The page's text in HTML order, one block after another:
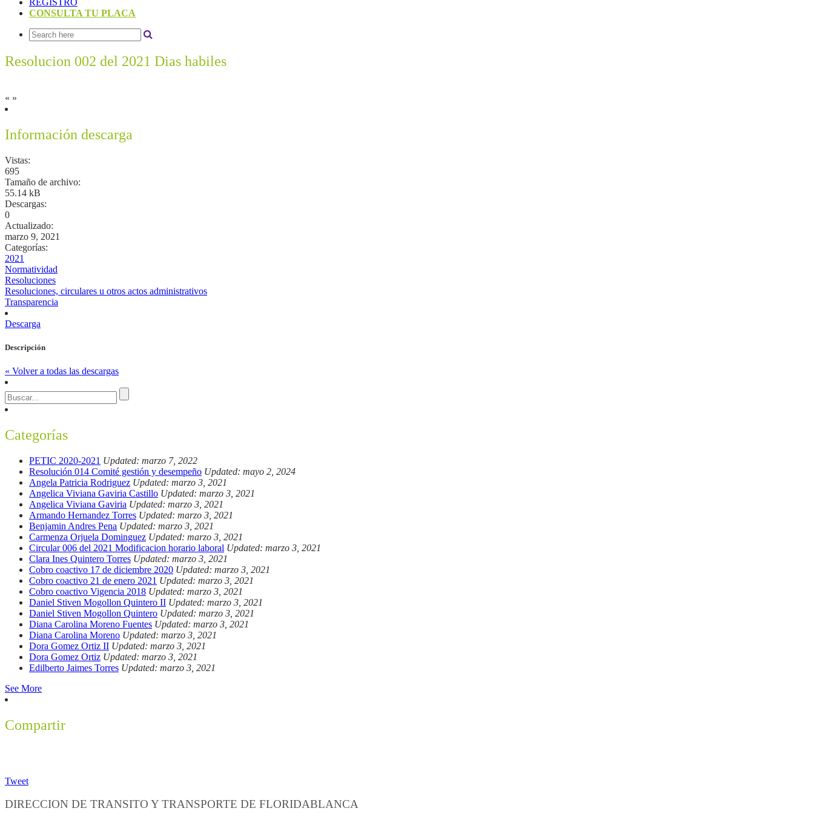
REGISTRO
CONSULTA TU PLACA
Resolucion 002 del 2021 Dias habiles
« »
Información descarga
Vistas:
695
Tamaño de archivo:
55.14 kB
Descargas:
0
Actualizado:
marzo 9, 2021
Categorías:
2021
Normatividad
Resoluciones
Resoluciones, circulares u otros actos administrativos
Transparencia
Descarga
Descripción
« Volver a todas las descargas
Categorías
PETIC 2020-2021 Updated: marzo 7, 2022
Resolución 014 Comité gestión y desempeño Updated: mayo 2, 2024
Angela Patricia Rodriguez Updated: marzo 3, 2021
Angelica Viviana Gaviria Castillo Updated: marzo 3, 2021
Angelica Viviana Gaviria Updated: marzo 3, 2021
Armando Hernandez Torres Updated: marzo 3, 2021
Benjamin Andres Pena Updated: marzo 3, 2021
Carmenza Orjuela Dominguez Updated: marzo 3, 2021
Circular 006 del 2021 Modificacion horario laboral Updated: marzo 3, 2021
Clara Ines Quintero Torres Updated: marzo 3, 2021
Cobro coactivo 17 de diciembre 2020 Updated: marzo 3, 2021
Cobro coactivo 21 de enero 2021 Updated: marzo 3, 2021
Cobro coactivo Vigencia 2018 Updated: marzo 3, 2021
Daniel Stiven Mogollon Quintero II Updated: marzo 3, 2021
Daniel Stiven Mogollon Quintero Updated: marzo 3, 2021
Diana Carolina Moreno Fuentes Updated: marzo 3, 2021
Diana Carolina Moreno Updated: marzo 3, 2021
Dora Gomez Ortiz II Updated: marzo 3, 2021
Dora Gomez Ortiz Updated: marzo 3, 2021
Edilberto Jaimes Torres Updated: marzo 3, 2021
See More
Compartir
Tweet
DIRECCION DE TRANSITO Y TRANSPORTE DE FLORIDABLANCA